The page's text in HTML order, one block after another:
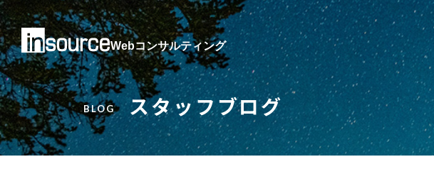
Webコンサルティング
BLOG スタッフブログ